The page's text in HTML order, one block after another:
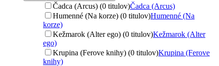
Čadca (Arcus) (0 titulov)Čadca (Arcus)
Humenné (Na korze) (0 titulov)Humenné (Na
korze)
Kežmarok (Alter ego) (0 titulov)Kežmarok (Alter
ego)
Krupina (Ferove knihy) (0 titulov)Krupina (Ferove
knihy)